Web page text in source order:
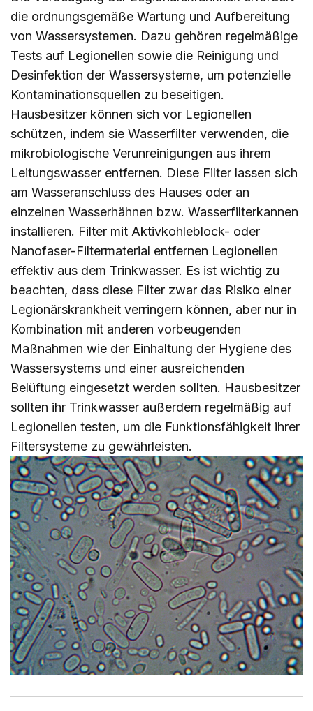
die ordnungsgemäße Wartung und Aufbereitung
von Wassersystemen. Dazu gehören regelmäßige
Tests auf Legionellen sowie die Reinigung und
Desinfektion der Wassersysteme, um potenzielle
Kontaminationsquellen zu beseitigen.
Hausbesitzer können sich vor Legionellen
schützen, indem sie Wasserfilter verwenden, die
mikrobiologische Verunreinigungen aus ihrem
Leitungswasser entfernen. Diese Filter lassen sich
am Wasseranschluss des Hauses oder an
einzelnen Wasserhähnen bzw. Wasserfilterkannen
installieren. Filter mit Aktivkohleblock- oder
Nanofaser-Filtermaterial entfernen Legionellen
effektiv aus dem Trinkwasser. Es ist wichtig zu
beachten, dass diese Filter zwar das Risiko einer
Legionärskrankheit verringern können, aber nur in
Kombination mit anderen vorbeugenden
Maßnahmen wie der Einhaltung der Hygiene des
Wassersystems und einer ausreichenden
Belüftung eingesetzt werden sollten. Hausbesitzer
sollten ihr Trinkwasser außerdem regelmäßig auf
Legionellen testen, um die Funktionsfähigkeit ihrer
Filtersysteme zu gewährleisten.